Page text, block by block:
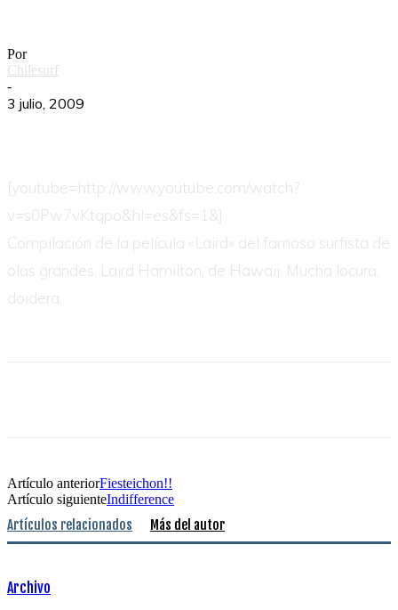
Por
Chilesurf
-
3 julio, 2009
[youtube=http://www.youtube.com/watch?
v=s0Pw7vKtqpo&hl=es&fs=1&]
Compilación de la película «Laird» del famoso surfista de
olas grandes, Laird Hamilton, de Hawaii. Mucha locura,
doidera.
Artículo anteriorFiesteichon!!
Artículo siguienteIndifference
Artículos relacionados Más del autor
Archivo